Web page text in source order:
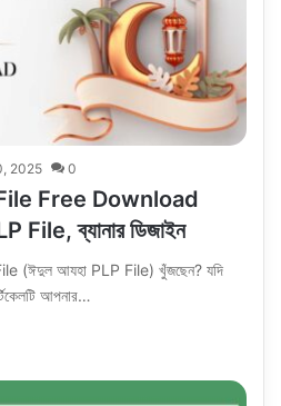
2025 0
Free Download
ব্যানার ডিজাইন
(ঈদুল আযহা PLP File) খুঁজছেন? যদি
আপনার…